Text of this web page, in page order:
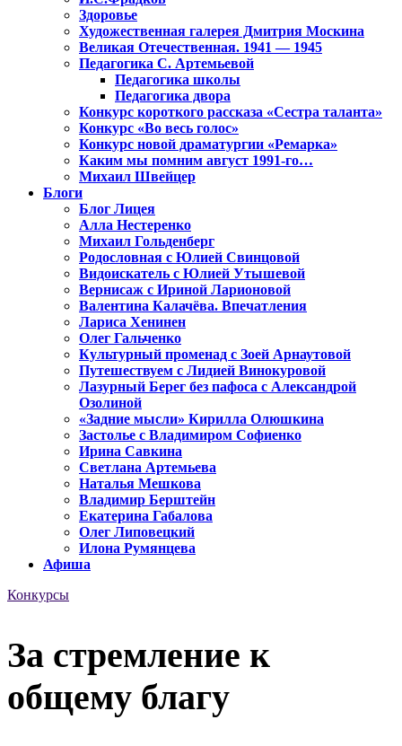
Здоровье
Художественная галерея Дмитрия Москина
Великая Отечественная. 1941 — 1945
Педагогика С. Артемьевой
Педагогика школы
Педагогика двора
Конкурс короткого рассказа «Сестра таланта»
Конкурс «Во весь голос»
Конкурс новой драматургии «Ремарка»
Каким мы помним август 1991-го…
Михаил Швейцер
Блоги
Блог Лицея
Алла Нестеренко
Михаил Гольденберг
Родословная с Юлией Свинцовой
Видоискатель с Юлией Утышевой
Вернисаж с Ириной Ларионовой
Валентина Калачёва. Впечатления
Лариса Хенинен
Олег Гальченко
Культурный променад с Зоей Арнаутовой
Путешествуем с Лидией Винокуровой
Лазурный Берег без пафоса с Александрой
Озолиной
«Задние мысли» Кирилла Олюшкина
Застолье с Владимиром Софиенко
Ирина Савкина
Светлана Артемьева
Наталья Мешкова
Владимир Берштейн
Екатерина Габалова
Олег Липовецкий
Илона Румянцева
Афиша
Конкурсы
За стремление к
общему благу